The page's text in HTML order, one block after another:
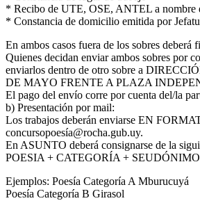
* Recibo de UTE, OSE, ANTEL a nombre
* Constancia de domicilio emitida por
En ambos casos fuera de los sobres deberá
Quienes decidan enviar ambos sobres por
enviarlos dentro de otro sobre a
DE MAYO FRENTE A PLAZA
El pago del envío corre por cuenta del/la
b) Presentación por mail:
Los trabajos deberán enviarse EN
concursopoesía@rocha.gub.uy.
En ASUNTO deberá consignarse de la
POESIA + CATEGORÍA + SEUDÓNIMO
Ejemplos: Poesía Categoría A Mburucuyá
Poesía Categoría B Girasol